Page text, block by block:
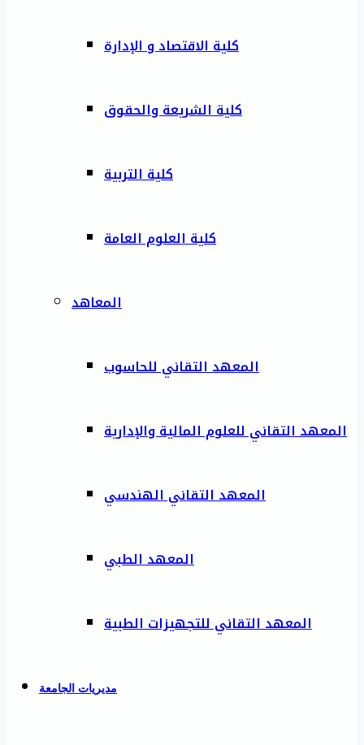
كلية الاقتصاد و الإدارة
كلية الشريعة والحقوق
كلية التربية
كلية العلوم العامة
المعاهد
المعهد التقاني للحاسوب
المعهد التقاني للعلوم المالية والإدارية
المعهد التقاني الهندسي
المعهد الطبي
المعهد التقاني للتجهيزات الطبية
مديريات الجامعة